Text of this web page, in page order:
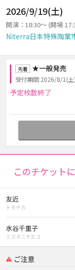
2026/9/19(土)
開演：18:30～ (開場
Niterra日本特殊陶業
先着 ★一般発売
受付期間:2026/8/1(
予定枚数終了
このチケット
友近
トモチカ
水谷千重子
ミズタニチエコ
ご注意